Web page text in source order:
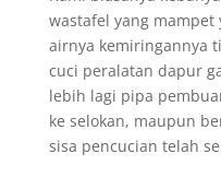
wastafel yang mampet
airnya kemiringannya
cuci peralatan dapur
lebih lagi pipa
ke selokan, maupun
sisa pencucian telah